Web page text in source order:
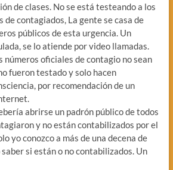
de clases. No se está testeando a los
de contagiados, La gente se casa de
públicos de esta urgencia. Un
se lo atiende por video llamadas.
números oficiales de contagio no sean
fueron testado y solo hacen
por recomendación de un
abrirse un padrón público de todos
y no están contabilizados por el
yo conozco a más de una decena de
si están o no contabilizados. Un